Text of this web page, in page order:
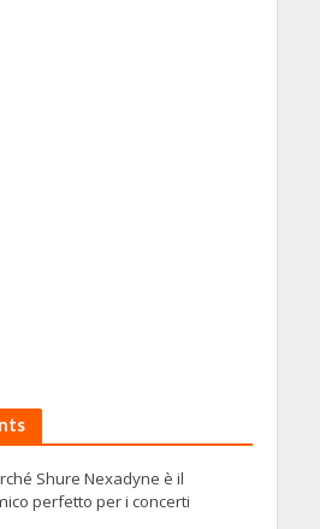
Shure Nexadyne è il
perfetto per i concerti